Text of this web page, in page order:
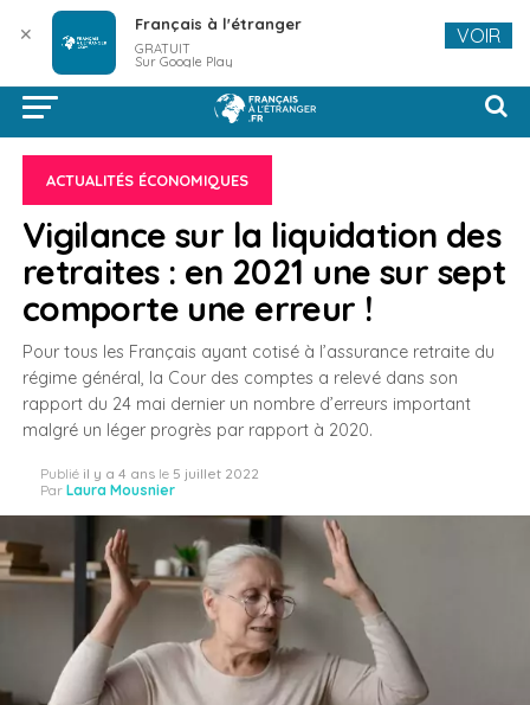
ACTUALITÉS ÉCONOMIQUES
Vigilance sur la liquidation des
retraites : en 2021 une sur sept
comporte une erreur !
Pour tous les Français ayant cotisé à l’assurance retraite du
régime général, la Cour des comptes a relevé dans son
rapport du 24 mai dernier un nombre d’erreurs important
malgré un léger progrès par rapport à 2020.
Publié il y a 4 ans le 5 juillet 2022
Par Laura Mousnier
✕ Français à l'étranger
GRATUIT
Sur Google Play
VOIR